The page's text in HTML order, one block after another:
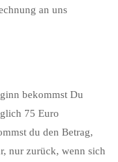
an uns
bekommst Du
75 Euro
du den Betrag,
nur zurück, wenn sich